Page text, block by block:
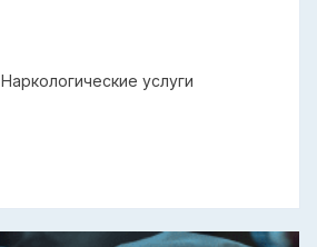
Наркологические услуги